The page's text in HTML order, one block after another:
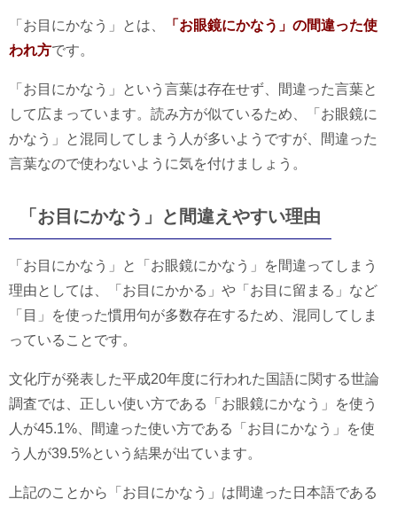
「お目にかなう」とは、
「お眼鏡にかなう」の間違った使
われ方です。
「お目にかなう」という言葉は存在せず、間違った言葉と
して広まっています。読み方が似ているため、「お眼鏡に
かなう」と混同してしまう人が多いようですが、間違った
言葉なので使わないように気を付けましょう。
「お目にかなう」と間違えやすい理由
「お目にかなう」と「お眼鏡にかなう」を間違ってしまう
理由としては、「お目にかかる」や「お目に留まる」など
「目」を使った慣用句が多数存在するため、混同してしま
っていることです。
文化庁が発表した平成20年度に行われた国語に関する世論
調査では、正しい使い方である「お眼鏡にかなう」を使う
人が45.1%、間違った使い方である「お目にかなう」を使
う人が39.5%という結果が出ています。
上記のことから「お目にかなう」は間違った日本語である